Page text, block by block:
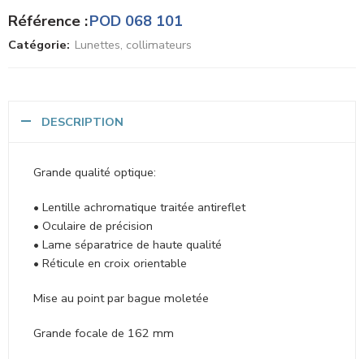
Référence :POD 068 101
Catégorie: Lunettes, collimateurs
DESCRIPTION
Grande qualité optique:
• Lentille achromatique traitée antireflet
• Oculaire de précision
• Lame séparatrice de haute qualité
• Réticule en croix orientable
Mise au point par bague moletée
Grande focale de 162 mm